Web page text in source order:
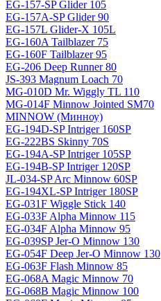
EG-157-SP Glider 105
EG-157A-SP Glider 90
EG-157L Glider-X 105L
EG-160A Tailblazer 75
EG-160F Tailblazer 95
EG-206 Deep Runner 80
JS-393 Magnum Loach 70
MG-010D Mr. Wiggly TL 110
MG-014F Minnow Jointed SM70
MINNOW (Минноу)
EG-194D-SP Intriger 160SP
EG-222BS Skinny 70S
EG-194A-SP Intriger 105SP
EG-194B-SP Intriger 120SP
JL-034-SP Arc Minnow 60SP
EG-194XL-SP Intriger 180SP
EG-031F Wiggle Stick 140
EG-033F Alpha Minnow 115
EG-034F Alpha Minnow 95
EG-039SP Jer-O Minnow 130
EG-054F Deep Jer-O Minnow 130
EG-063F Flash Minnow 85
EG-068A Magic Minnow 70
EG-068B Magic Minnow 100